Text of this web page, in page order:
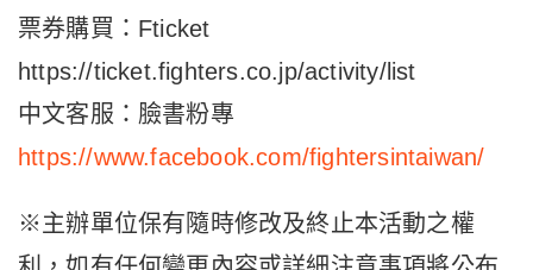
票券購買：Fticket
https://ticket.fighters.co.jp/activity/list
中文客服：臉書粉專
https://www.facebook.com/fightersintaiwan/
※主辦單位保有隨時修改及終止本活動之權